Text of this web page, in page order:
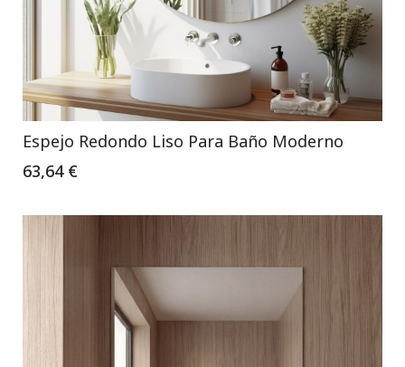
Espejo Redondo Liso Para Baño Moderno
63,64 €